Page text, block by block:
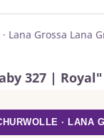
Lana Grossa Lana
327 | Royal"
· LANA